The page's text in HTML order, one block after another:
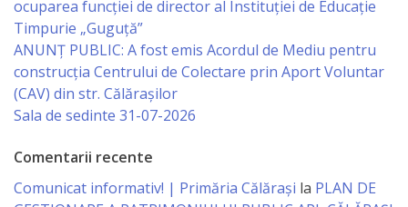
Specialist
în
Construcţii,
Comunală
ocuparea funcției de director al Instituției de Educație
Timpurie „Guguță”
ANUNȚ PUBLIC: A fost emis Acordul de Mediu pentru
construcția Centrului de Colectare prin Aport Voluntar
(CAV) din str. Călărașilor
Sala de sedinte 31-07-2026
Comentarii recente
Comunicat informativ! | Primăria Călărași la PLAN DE